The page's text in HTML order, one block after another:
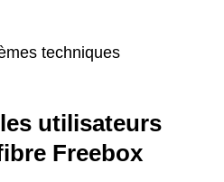
techniques
utilisateurs
Freebox